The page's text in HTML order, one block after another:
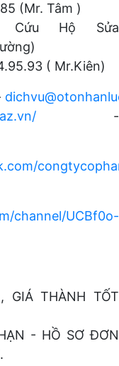
(Mr. Tâm )
Cứu Hộ Sửa
( Mr.Kiên)
-
channel/UCBf0o-
GIÁ THÀNH TỐT
- HỒ SƠ ĐƠN